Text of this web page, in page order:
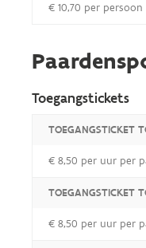
€ 10,70 per persoon
Toegangstickets
TOEGANGSTICKET
€ 8,50 per uur per
TOEGANGSTICKET
€ 8,50 per uur per